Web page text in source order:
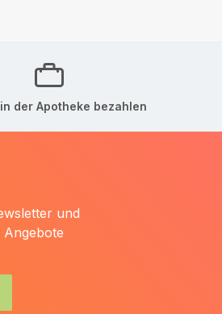
der Apotheke bezahlen
und